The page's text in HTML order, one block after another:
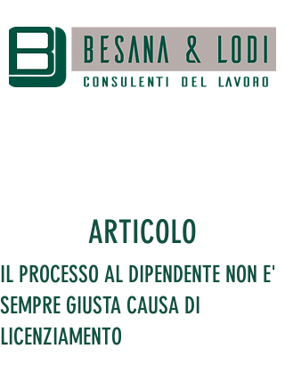
ARTICOLO
IL PROCESSO AL DIPENDENTE NON E'
SEMPRE GIUSTA CAUSA DI
LICENZIAMENTO